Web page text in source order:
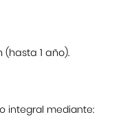
1 año).
integral mediante: